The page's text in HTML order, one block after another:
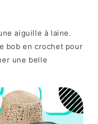
aiguille à laine.
bob en crochet pour
une belle